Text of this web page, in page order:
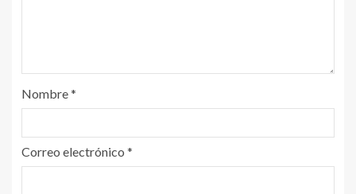
Nombre*
Correo electrónico *